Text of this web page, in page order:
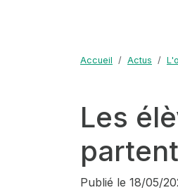
Accueil Actus
Les
Publié le 18/05/